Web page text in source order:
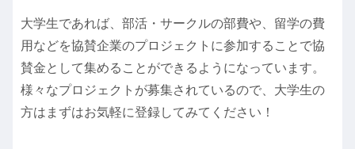
大学生であれば、部活・サークルの部費や、留学の費
用などを協賛企業のプロジェクトに参加することで協
賛金として集めることができるようになっています。
様々なプロジェクトが募集されているので、大学生の
方はまずはお気軽に登録してみてください！